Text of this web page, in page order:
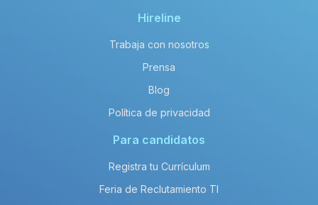
Hireline
Trabaja con nosotros
Prensa
Blog
Política de privacidad
Para candidatos
Registra tu Currículum
Feria de Reclutamiento TI